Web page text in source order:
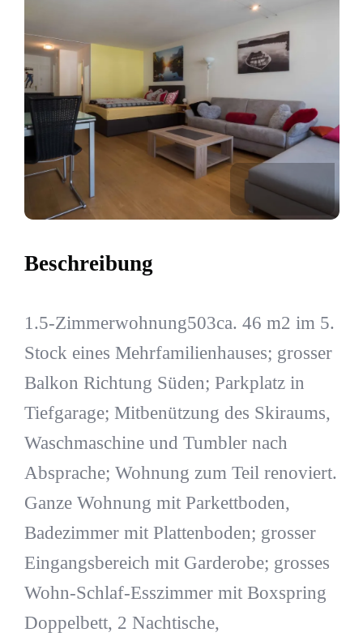
Beschreibung
1.5-Zimmerwohnung503ca. 46 m2 im 5.
Stock eines Mehrfamilienhauses; grosser
Balkon Richtung Süden; Parkplatz in
Tiefgarage; Mitbenützung des Skiraums,
Waschmaschine und Tumbler nach
Absprache; Wohnung zum Teil renoviert.
Ganze Wohnung mit Parkettboden,
Badezimmer mit Plattenboden; grosser
Eingangsbereich mit Garderobe; grosses
Wohn-Schlaf-Esszimmer mit Boxspring
Doppelbett, 2 Nachtische,